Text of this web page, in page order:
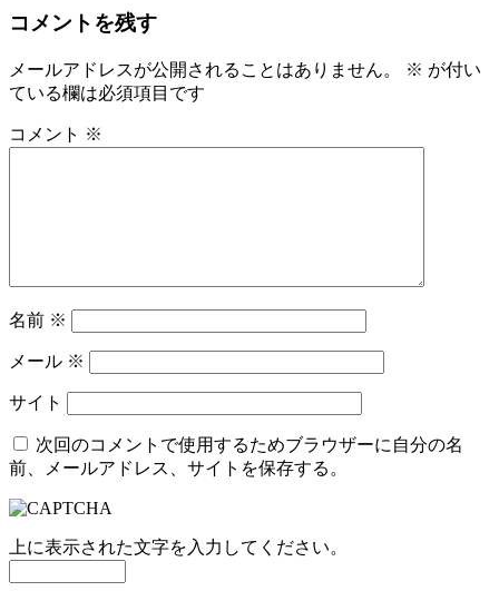
コメントを残す
メールアドレスが公開されることはありません。 ※ が付い
ている欄は必須項目です
コメント ※
名前 ※
メール ※
サイト
次回のコメントで使用するためブラウザーに自分の名
前、メールアドレス、サイトを保存する。
上に表示された文字を入力してください。